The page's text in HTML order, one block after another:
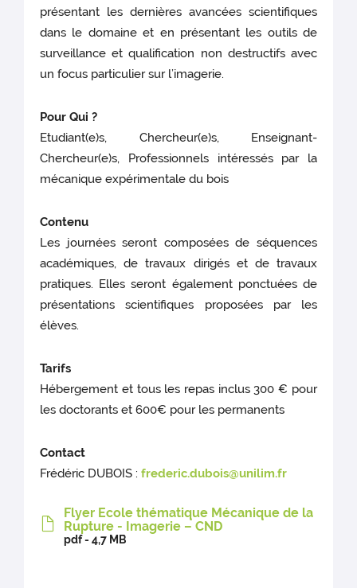
présentant les dernières avancées scientifiques
dans le domaine et en présentant les outils de
surveillance et qualification non destructifs avec
un focus particulier sur l’imagerie.
Pour Qui ?
Etudiant(e)s, Chercheur(e)s, Enseignant-
Chercheur(e)s, Professionnels intéressés par la
mécanique expérimentale du bois
Contenu
Les journées seront composées de séquences
académiques, de travaux dirigés et de travaux
pratiques. Elles seront également ponctuées de
présentations scientifiques proposées par les
élèves.
Tarifs
Hébergement et tous les repas inclus 300 € pour
les doctorants et 600€ pour les permanents
Contact
Frédéric DUBOIS :frederic.dubois@unilim.fr
Flyer Ecole thématique Mécanique de la
Rupture - Imagerie – CND
pdf - 4,7 MB